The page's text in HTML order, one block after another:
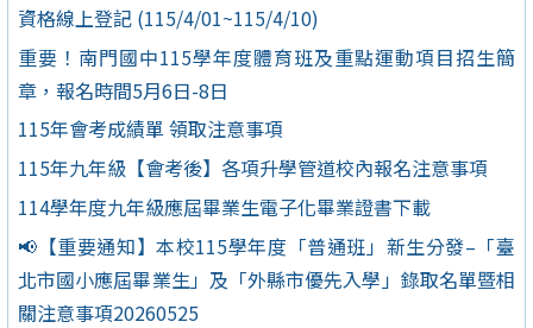
資格線上登記 (115/4/01~115/4/10)
重要！南門國中115學年度體育班及重點運動項目招生簡
章，報名時間5月6日-8日
115年會考成績單 領取注意事項
115年九年級【會考後】各項升學管道校內報名注意事項
114學年度九年級應屆畢業生電子化畢業證書下載
📢【重要通知】本校115學年度「普通班」新生分發–「臺
北市國小應屆畢業生」及「外縣市優先入學」錄取名單暨相
關注意事項20260525